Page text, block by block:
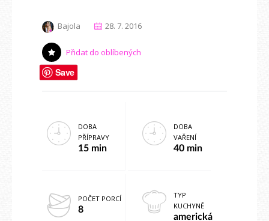
Bajola 28. 7. 2016
Přidat do oblíbených
Save
DOBA
PŘÍPRAVY
15 min
DOBA
VAŘENÍ
40 min
POČET PORCÍ
8
TYP
KUCHYNĚ
americká